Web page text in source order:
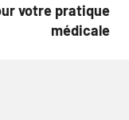
votre pratique
médicale